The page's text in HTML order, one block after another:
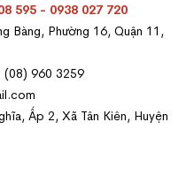
595 - 0938 027 720
Bàng, Phường 16, Quận 11,
960 3259
Ấp 2, Xã Tân Kiên, Huyện